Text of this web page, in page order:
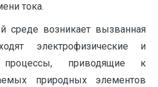
тока.
среде возникает вызванная
электрофизические и
процессы, приводящие к
природных элементов